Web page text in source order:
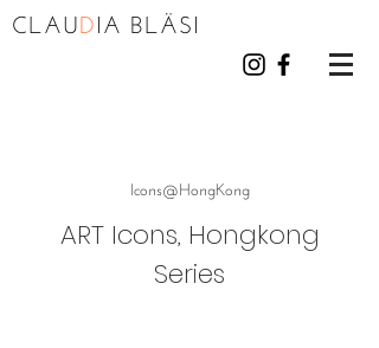
CLAUD I A BLÄS I
Icons@HongKong
ART Icons, Hongkong
Series